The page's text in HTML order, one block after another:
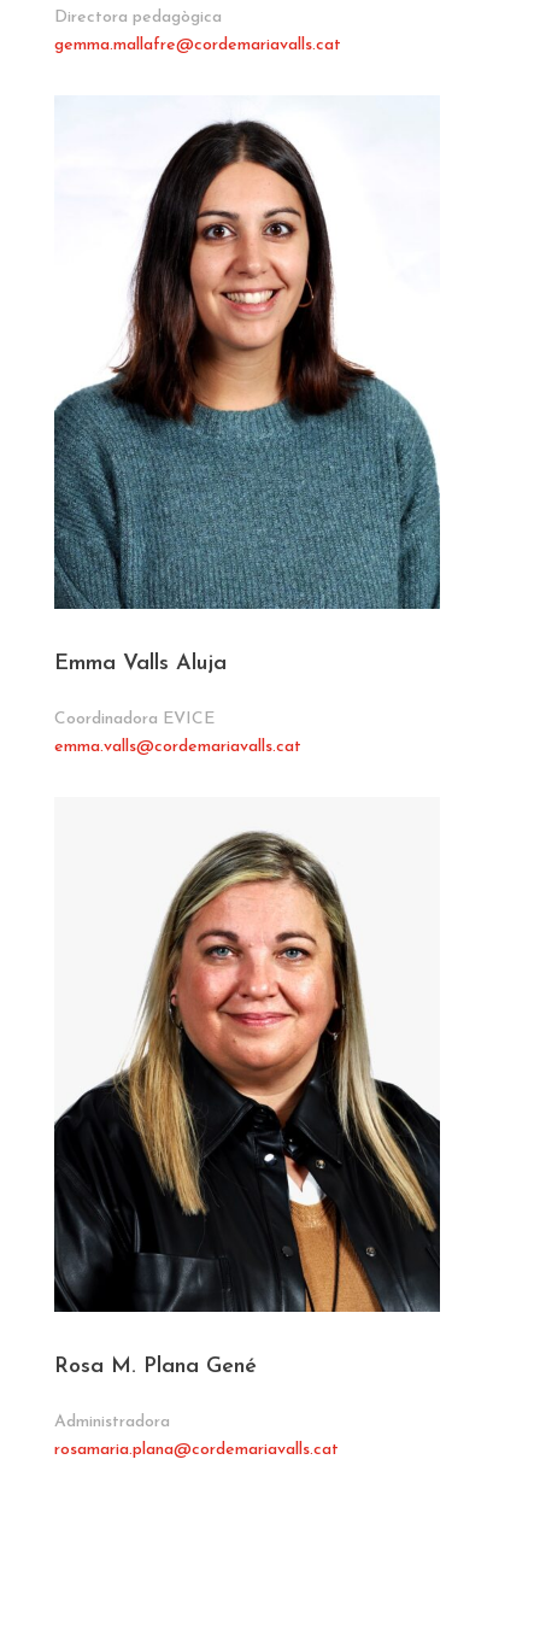
Directora pedagògica
gemma.mallafre@cordemariavalls.cat
Emma Valls Aluja
Coordinadora EVICE
emma.valls@cordemariavalls.cat
Rosa M. Plana Gené
Administradora
rosamaria.plana@cordemariavalls.cat